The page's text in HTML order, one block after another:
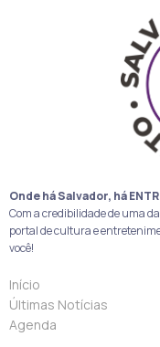
Onde há Salvador, há
Com a credibilidade de uma
portal de cultura e
você!
Início
Últimas Notícias
Agenda